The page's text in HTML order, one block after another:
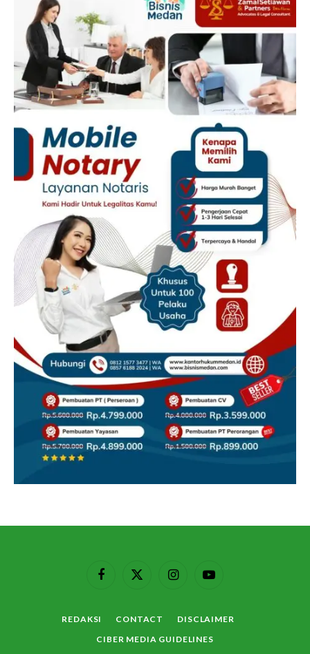
FacebookX
InstagramYouTube
REDAKSI CONTACT
DISCLAIMER
CIBER MEDIA GUIDELINES